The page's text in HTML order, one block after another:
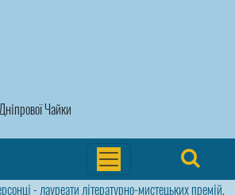
Чайки
- лауреати літературно-мистецьких премій,